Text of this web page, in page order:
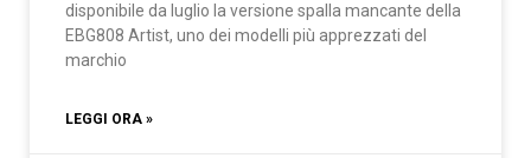
disponibile da luglio la versione spalla mancante della
EBG808 Artist, uno dei modelli più apprezzati del
marchio
LEGGI ORA »